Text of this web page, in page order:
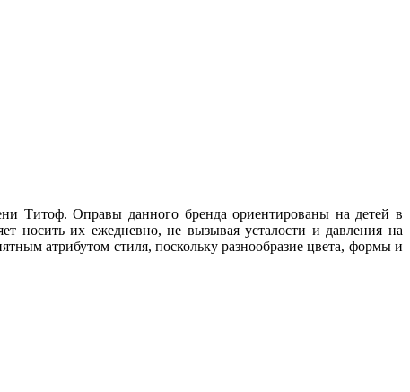
Титоф. Оправы данного бренда ориентированы на детей в
носить их ежедневно, не вызывая усталости и давления на
атрибутом стиля, поскольку разнообразие цвета, формы и